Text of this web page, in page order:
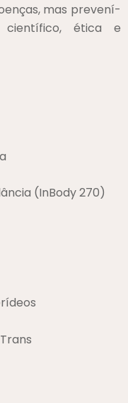
mas prevení-
científico, ética e
(InBody 270)